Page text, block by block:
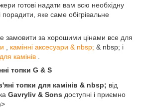
готові надати вам всю необхідну
порадити, яке саме обігрівальне
замовити за хорошими цінами все для
камінні аксесуари & nbsp; & nbsp; і
камінів
топки G & S
топки для камінів & nbsp; від
Gavryliv & Sons доступні і приємно